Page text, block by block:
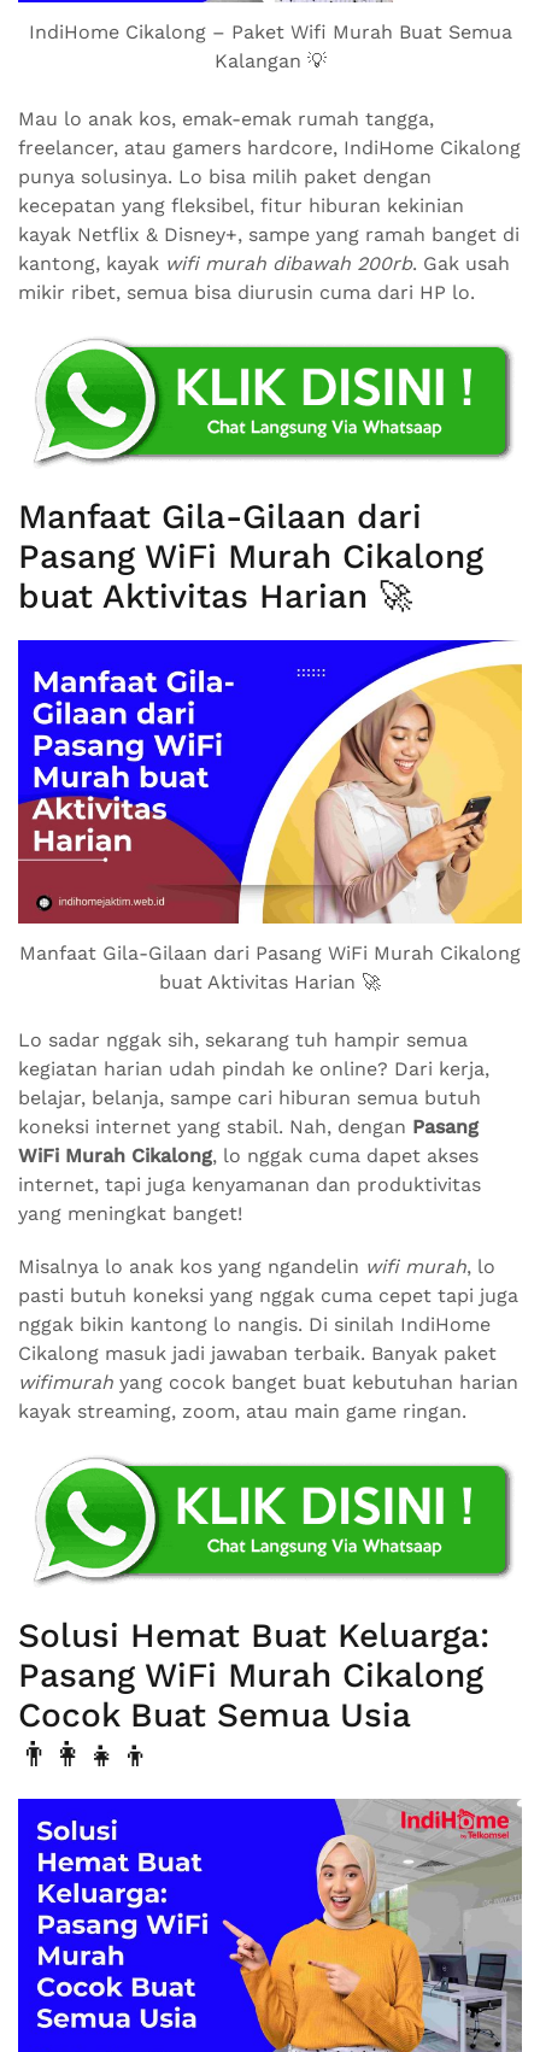
IndiHome Cikalong – Paket Wifi Murah Buat Semua
Kalangan 💡
Mau lo anak kos, emak-emak rumah tangga,
freelancer, atau gamers hardcore, IndiHome Cikalong
punya solusinya. Lo bisa milih paket dengan
kecepatan yang fleksibel, fitur hiburan kekinian
kayak Netflix & Disney+, sampe yang ramah banget di
kantong, kayak wifi murah dibawah 200rb. Gak usah
mikir ribet, semua bisa diurusin cuma dari HP lo.
Manfaat Gila-Gilaan dari
Pasang WiFi Murah Cikalong
buat Aktivitas Harian 🚀
Manfaat Gila-Gilaan dari Pasang WiFi Murah Cikalong
buat Aktivitas Harian 🚀
Lo sadar nggak sih, sekarang tuh hampir semua
kegiatan harian udah pindah ke online? Dari kerja,
belajar, belanja, sampe cari hiburan semua butuh
koneksi internet yang stabil. Nah, dengan Pasang
WiFi Murah Cikalong, lo nggak cuma dapet akses
internet, tapi juga kenyamanan dan produktivitas
yang meningkat banget!
Misalnya lo anak kos yang ngandelin wifi murah, lo
pasti butuh koneksi yang nggak cuma cepet tapi juga
nggak bikin kantong lo nangis. Di sinilah IndiHome
Cikalong masuk jadi jawaban terbaik. Banyak paket
wifimurah yang cocok banget buat kebutuhan harian
kayak streaming, zoom, atau main game ringan.
Solusi Hemat Buat Keluarga:
Pasang WiFi Murah Cikalong
Cocok Buat Semua Usia
👨‍👩‍👧‍👦